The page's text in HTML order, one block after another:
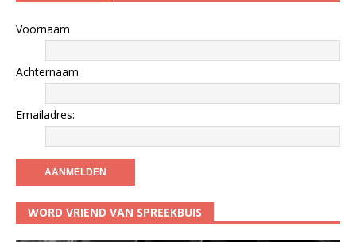
Voornaam
Achternaam
Emailadres:
WORD VRIEND VAN SPREEKBUIS